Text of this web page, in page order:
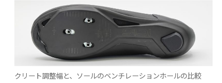
クリート調整幅と、ソールのベンチレーションホールの比較